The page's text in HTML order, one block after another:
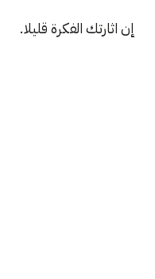
إن اثارتك الفكرة قليلا.